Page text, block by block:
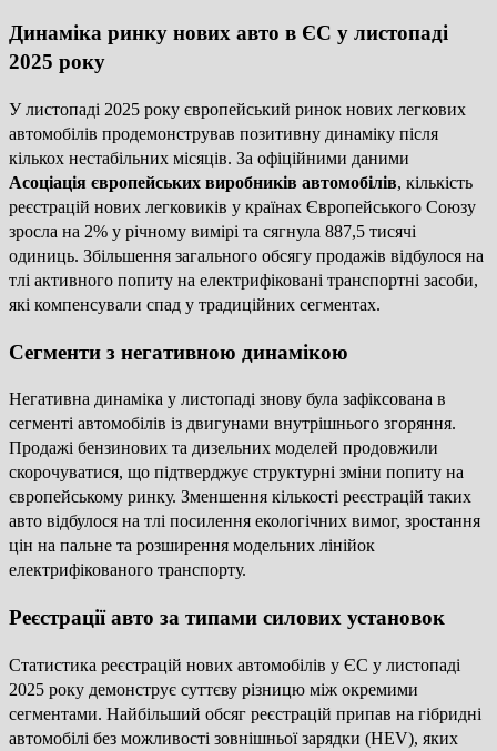
Динаміка ринку нових авто в ЄС у листопаді
2025 року
У листопаді 2025 року європейський ринок нових легкових
автомобілів продемонстрував позитивну динаміку після
кількох нестабільних місяців. За офіційними даними
Асоціація європейських виробників автомобілів, кількість
реєстрацій нових легковиків у країнах Європейського Союзу
зросла на 2% у річному вимірі та сягнула 887,5 тисячі
одиниць. Збільшення загального обсягу продажів відбулося на
тлі активного попиту на електрифіковані транспортні засоби,
які компенсували спад у традиційних сегментах.
Сегменти з негативною динамікою
Негативна динаміка у листопаді знову була зафіксована в
сегменті автомобілів із двигунами внутрішнього згоряння.
Продажі бензинових та дизельних моделей продовжили
скорочуватися, що підтверджує структурні зміни попиту на
європейському ринку. Зменшення кількості реєстрацій таких
авто відбулося на тлі посилення екологічних вимог, зростання
цін на пальне та розширення модельних лінійок
електрифікованого транспорту.
Реєстрації авто за типами силових установок
Статистика реєстрацій нових автомобілів у ЄС у листопаді
2025 року демонструє суттєву різницю між окремими
сегментами. Найбільший обсяг реєстрацій припав на гібридні
автомобілі без можливості зовнішньої зарядки (HEV), яких